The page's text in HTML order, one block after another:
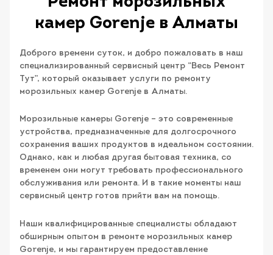
камер Gorenje в Алматы
Доброго времени суток, и добро пожаловать в наш
специализированный сервисный центр “Весь Ремонт
Тут”, который оказывает услуги по ремонту
морозильных камер Gorenje в Алматы.
Морозильные камеры Gorenje – это современные
устройства, предназначенные для долгосрочного
сохранения ваших продуктов в идеальном состоянии.
Однако, как и любая другая бытовая техника, со
временем они могут требовать профессионального
обслуживания или ремонта. И в такие моменты наш
сервисный центр готов прийти вам на помощь.
Наши квалифицированные специалисты обладают
обширным опытом в ремонте морозильных камер
Gorenje, и мы гарантируем предоставление